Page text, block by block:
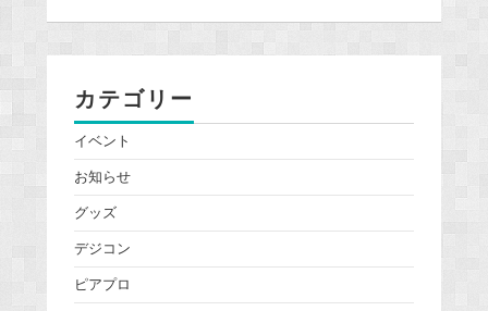
カテゴリー
イベント
お知らせ
グッズ
デジコン
ピアプロ